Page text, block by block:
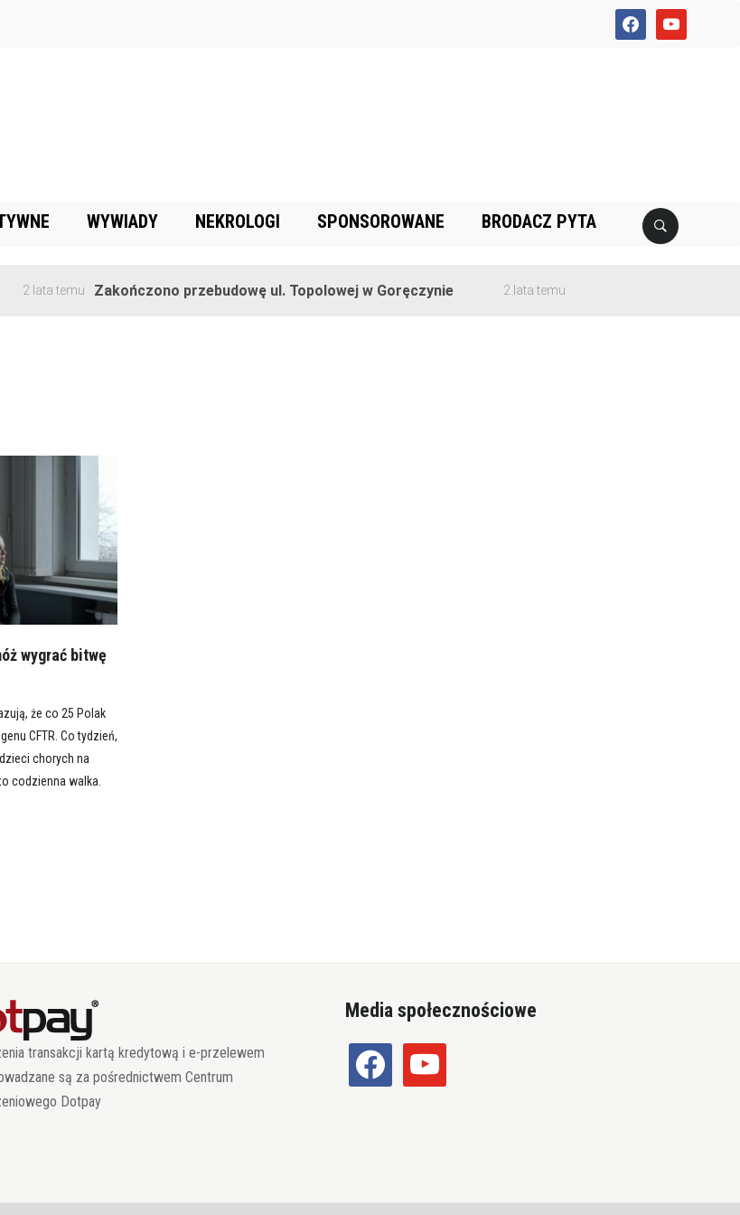
facebookyoutube
WYWIADY NEKROLOGI SPONSOROWANE BRODACZ PYTA
2 lata temu Zakończono przebudowę ul. Topolowej w Goręczynie 2 lata temu
wygrać bitwę
że co 25 Polak
CFTR. Co tydzień,
chorych na
codzienna walka.
transakcji kartą kredytową i e-przelewem
są za pośrednictwem Centrum
Dotpay
Media społecznościowe
facebook youtube